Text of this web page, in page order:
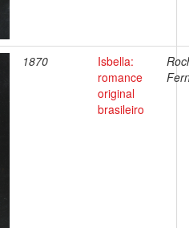
1870
Isbella:
romance
original
brasileiro